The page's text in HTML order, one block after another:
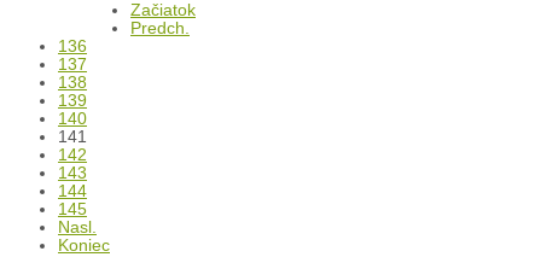
Začiatok
Predch.
136
137
138
139
140
141
142
143
144
145
Nasl.
Koniec